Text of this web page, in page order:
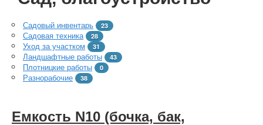
Садовый инвентарь 23
Садовая техника 28
Уход за участком 31
Ландшафтные работы 43
Плотницкие работы 0
Разнорабочие 38
Емкость N10 (бочка, бак,